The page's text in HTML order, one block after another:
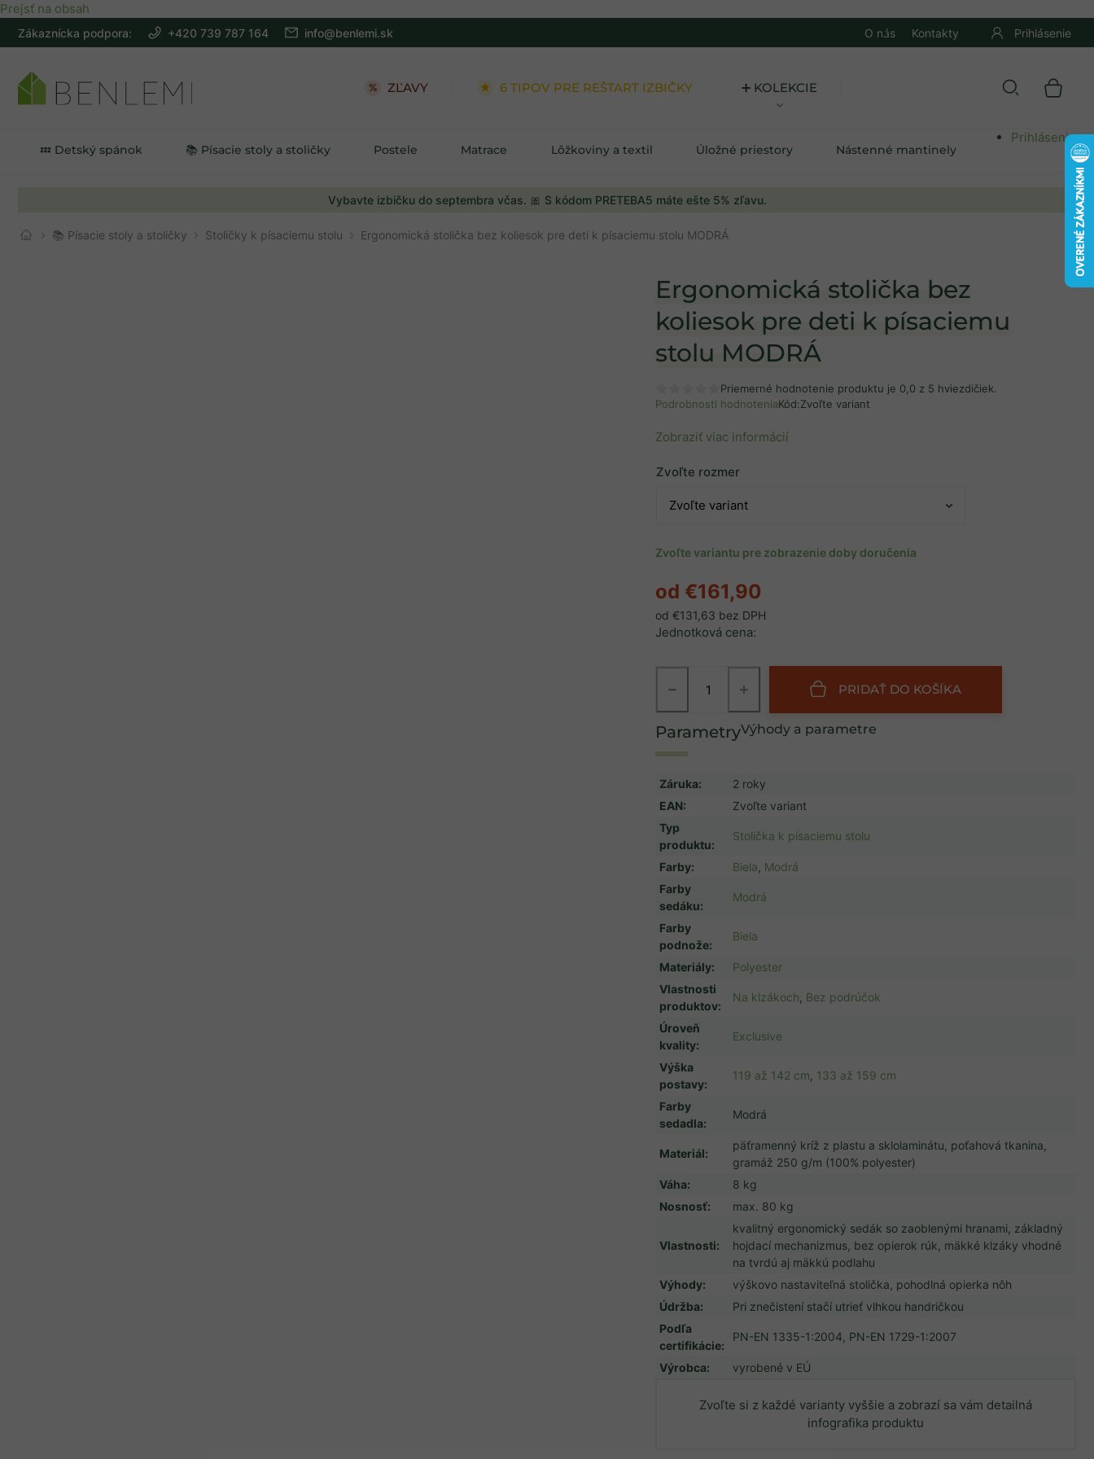
Prejsť na obsah
Vybavte izbičku do septembra včas. 🎀 S kódom PRETEBA5 máte ešte 5% zľavu.
Zákaznícka podpora: +420 739 787 164 info@benlemi.sk O nás Kontakty Prihlásenie
ZĽAVY 6 TIPOV PRE REŠTART IZBIČKY ➕ KOLEKCIE
💤 Detský spánok 📚 Písacie stoly a stoličky Postele Matrace Lôžkoviny a textil Úložné priestory Nástenné mantinely
Prihlásenie
📚 Písacie stoly a stoličky Stoličky k písaciemu stolu Ergonomická stolička bez koliesok pre deti k písaciemu stolu MODRÁ
Ergonomická stolička bez
koliesok pre deti k písaciemu
stolu MODRÁ
Priemerné hodnotenie produktu je 0,0 z 5 hviezdičiek.
Podrobnosti hodnoteniaKód:Zvoľte variant
od €161,90
od €131,63 bez DPH
Jednotková cena:
Zvoľte variantu pre zobrazenie doby doručenia
Zvoľte rozmer
+
− PRIDAŤ DO KOŠÍKA
Výhody a parametre
Záruka:
2 roky
EAN:
Zvoľte variant
Typ
produktu:
Stolička k písaciemu stolu
Farby: Biela Modrá
Farby
sedáku:
Modrá
Farby
podnože:
Biela
Materiály:
Polyester
Vlastnosti
produktov:
Na klzákoch Bez podrúčok
Úroveň
kvality:
Exclusive
Výška
postavy:
119 až 142 cm 133 až 159 cm
Farby
sedadla:
Modrá
Materiál:
päťramenný kríž z plastu a sklolaminátu, poťahová tkanina,
gramáž 250 g/m (100% polyester)
Váha:
8 kg
Nosnosť: max. 80 kg
Vlastnosti:
kvalitný ergonomický sedák so zaoblenými hranami, základný
hojdací mechanizmus, bez opierok rúk, mäkké klzáky vhodné
na tvrdú aj mäkkú podlahu
Výhody:
výškovo nastaviteľná stolička, pohodlná opierka nôh
Údržba:
Pri znečistení stačí utrieť vlhkou handričkou
Podľa
certifikácie:
PN-EN 1335-1:2004, PN-EN 1729-1:2007
Výrobca: vyrobené v EÚ
Zvoľte si z každé varianty vyššie a zobrazí sa vám detailná
infografika produktu
Zobraziť viac informácií